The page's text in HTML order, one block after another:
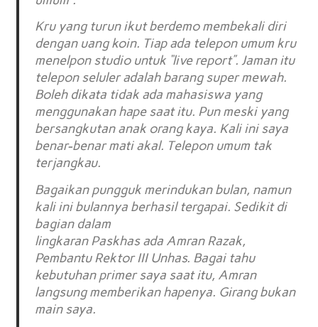
Kru yang turun ikut berdemo membekali diri
dengan uang koin. Tiap ada telepon umum kru
menelpon studio untuk “live report”. Jaman itu
telepon seluler adalah barang super mewah.
Boleh dikata tidak ada mahasiswa yang
menggunakan hape saat itu. Pun meski yang
bersangkutan anak orang kaya. Kali ini saya
benar-benar mati akal. Telepon umum tak
terjangkau.
Bagaikan pungguk merindukan bulan, namun
kali ini bulannya berhasil tergapai. Sedikit di
bagian dalam
lingkaran Paskhas ada Amran Razak,
Pembantu Rektor III Unhas. Bagai tahu
kebutuhan primer saya saat itu, Amran
langsung memberikan hapenya. Girang bukan
main saya.